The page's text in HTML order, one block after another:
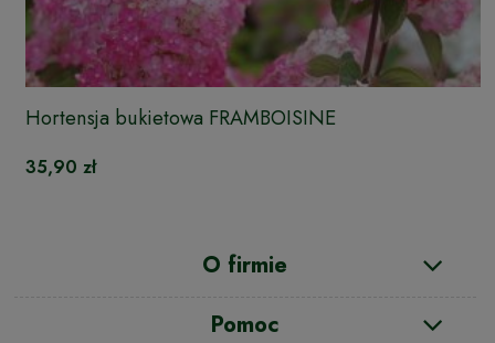
Hortensja bukietowa FRAMBOISINE
35,90 zł
O firmie
Pomoc